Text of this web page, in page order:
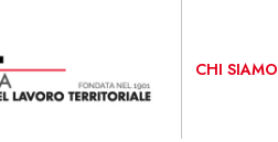
CHI SIAMO